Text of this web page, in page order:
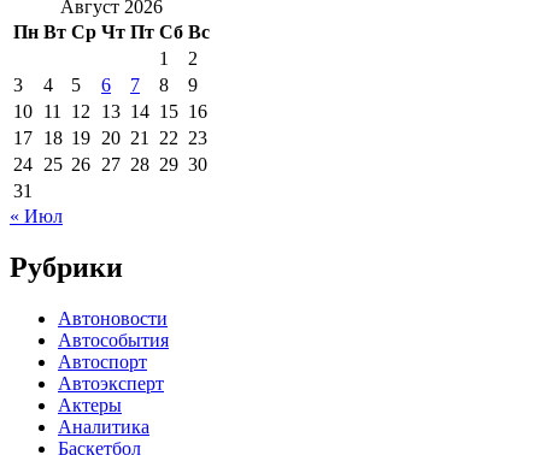
Август 2026
Пн Вт Ср Чт Пт Сб Вс
1
2
3
4 5 6 7 8
9
10 11 12 13 14 15 16
17 18 19 20 21 22 23
24 25 26 27 28 29 30
31
« Июл
Рубрики
Автоновости
Автособытия
Автоспорт
Автоэксперт
Актеры
Аналитика
Баскетбол